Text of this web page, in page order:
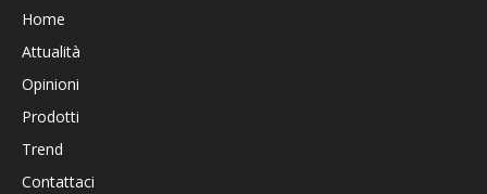
Home
Attualità
Opinioni
Prodotti
Trend
Contattaci